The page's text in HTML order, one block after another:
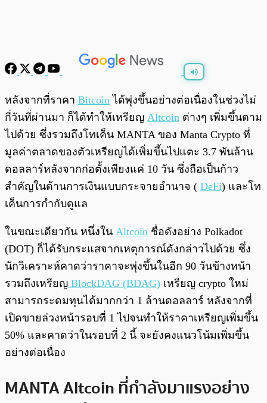
พร้อมเล่น 0:00/ 0:00
หลังจากที่ราคา Bitcoin ได้พุ่งขึ้นอย่างต่อเนื่องในช่วงไม่
กี่วันที่ผ่านมา ก็ได้ทำให้เหรียญ Altcoin ต่างๆ เพิ่มขึ้นตาม
ไปด้วย ซึ่งรวมถึงโทเค็น MANTA ของ Manta Crypto ที่
มูลค่าตลาดของตัวเหรียญได้เพิ่มขึ้นไปแตะ 3.7 พันล้าน
ดอลลาร์หลังจากก่อตั้งเพียงแค่ 10 วัน ซึ่งถือเป็นก้าว
สำคัญในด้านการเงินแบบกระจายอำนาจ ( DeFi) และโท
เค็นการกำกับดูแล
ในขณะเดียวกัน หนึ่งใน Altcoin ชื่อดังอย่าง Polkadot
(DOT) ก็ได้รับกระแสจากเหตุการณ์ดังกล่าวไปด้วย ซึ่ง
นักวิเคราะห์คาดว่าราคาจะพุ่งขึ้นในอีก 90 วันข้างหน้า
รวมถึงเหรียญ BlockDAG (BDAG) เหรียญ crypto ใหม่
สามารถระดมทุนได้มากกว่า 1 ล้านดอลลาร์ หลังจากที่
เปิดขายล่วงหน้ารอบที่ 1 ไปจนทำให้ราคาเหรียญเพิ่มขึ้น
50% และคาดว่าในรอบที่ 2 นี้ จะยังคงแนวโน้มเพิ่มขึ้น
อย่างต่อเนื่อง
MANTA Altcoin ที่กำลังมาแรงอย่าง